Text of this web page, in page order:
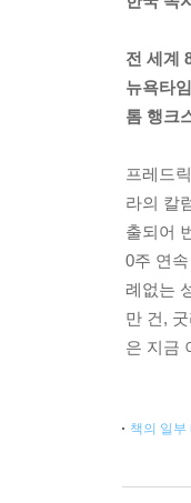
전 세계
뉴욕타
톰 행크
프레드
라의 칼
출되어
0주 연
례없는
만 건,
은 지금
책의 일부